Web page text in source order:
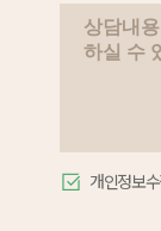
개인정보